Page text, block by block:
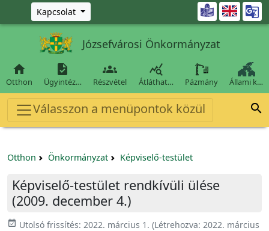
Ugrás a fő tartalomra
Kapcsolat 
Józsefvárosi Önkormányzat

Otthon

Ügyintéz…

Részvétel

Átláthat… Pázmány Állami k…
Válasszon a menüpontok közül 
Otthon Önkormányzat Képviselő-testület
Képviselő-testület rendkívüli ülése
(2009. december 4.)
event_available Utolsó frissítés: 2022. március 1. (Létrehozva: 2022. március